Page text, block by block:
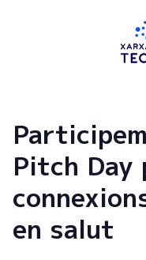
Pitch Day
en salut